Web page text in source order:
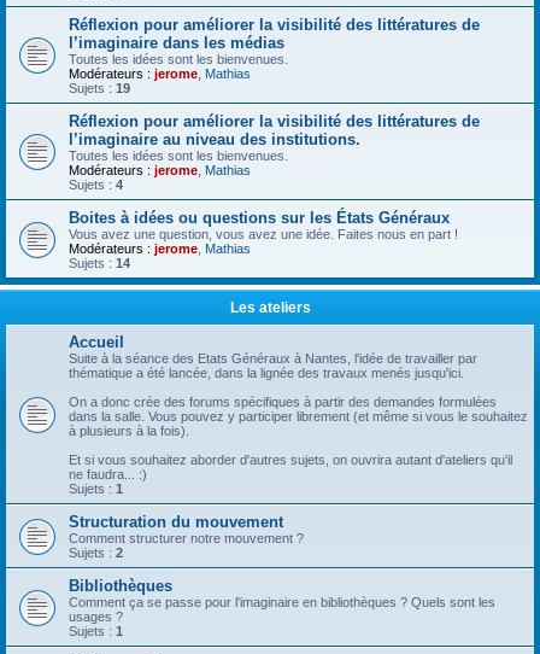
Réflexion pour améliorer la visibilité des littératures de
l’imaginaire dans les médias
Toutes les idées sont les bienvenues.
Modérateurs : jerome Mathias
Sujets : 19
Réflexion pour améliorer la visibilité des littératures de
l’imaginaire au niveau des institutions.
Toutes les idées sont les bienvenues.
Modérateurs : jerome Mathias
Sujets : 4
Boites à idées ou questions sur les États Généraux
Vous avez une question, vous avez une idée. Faites nous en part !
Modérateurs : jerome Mathias
Sujets : 14
Les ateliers
Accueil
Suite à la séance des Etats Généraux à Nantes, l'idée de travailler par
thématique a été lancée, dans la lignée des travaux menés jusqu'ici.
On a donc crée des forums spécifiques à partir des demandes formulées
dans la salle. Vous pouvez y participer librement (et même si vous le souhaitez
à plusieurs à la fois).
Et si vous souhaitez aborder d'autres sujets, on ouvrira autant d'ateliers qu'il
ne faudra... :)
Sujets : 1
Structuration du mouvement
Comment structurer notre mouvement ?
Sujets : 2
Bibliothèques
Comment ça se passe pour l'imaginaire en bibliothèques ? Quels sont les
usages ?
Sujets : 1